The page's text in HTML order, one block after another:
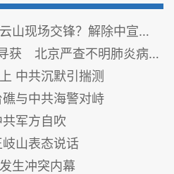
现场交锋？解除中宣部禁令
获 北京严查不明肺炎病例
中共沉默引揣测
与中共海警对峙
军方自吹
山表态说话
生冲突内幕